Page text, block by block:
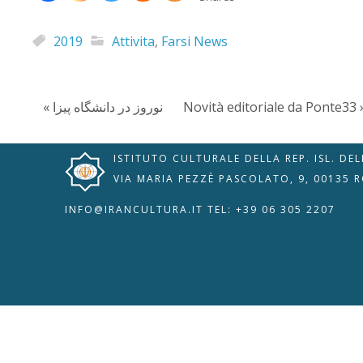
2019 Attivita, Farsi News
« نوروز در دانشگاه پیزا Novità editoriale da Ponte33
ISTITUTO CULTURALE DELLA REP. ISL.
VIA MARIA PEZZÈ PASCOLATO, 9, 00135
INFO@IRANCULTURA.IT TEL: +39 06 305 2207
RIPRISTINA 🇮🇹 🇬🇧
Disattiva